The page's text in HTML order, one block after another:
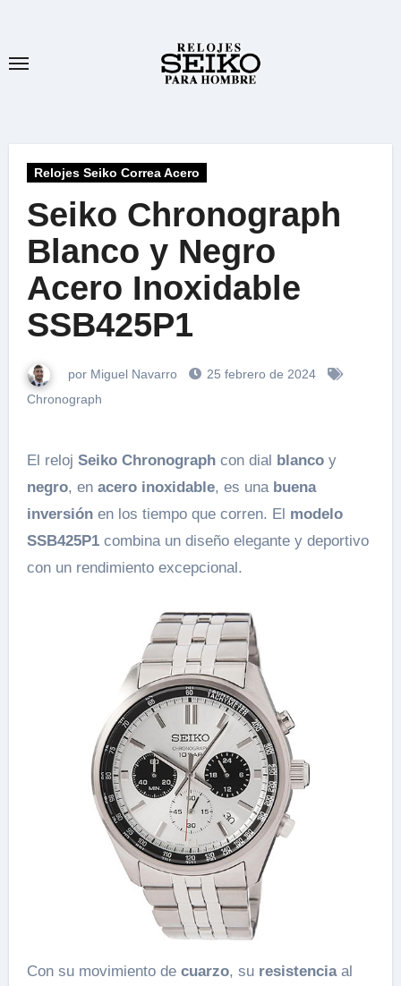
contenido
Relojes Seiko Correa Acero
Seiko Chronograph
Blanco y Negro
Acero Inoxidable
SSB425P1
por Miguel Navarro
25 febrero de 2024
Chronograph
El reloj Seiko Chronographcon dial blancoy
negro, en acero inoxidable, es una buena
inversiónen los tiempo que corren. El modelo
SSB425P1combina un diseño elegante y deportivo
con un rendimiento excepcional.
Con su movimiento de cuarzo, su resistenciaal